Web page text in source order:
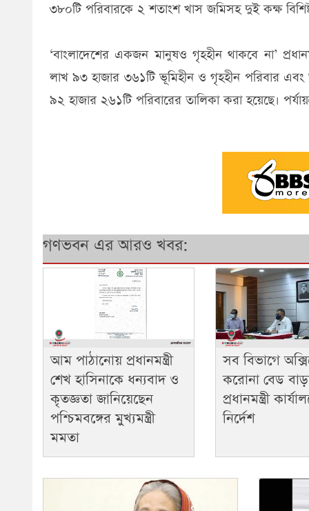
৩৮০টি পরিবারকে ২ শতাংশ খাস জমিসহ দুই কক্ষ
‘বাংলাদেশের একজন মানুষও গৃহহীন থাকবে না’
লাখ ৯৩ হাজার ৩৬১টি ভূমিহীন ও গৃহহীন পরিবার
৯২ হাজার ২৬১টি পরিবারের তালিকা করা হয়েছে।
গণভবন এর আরও খবর:
আম পাঠানোয় প্রধানমন্ত্রী
শেখ হাসিনাকে ধন্যবাদ ও
কৃতজ্ঞতা জানিয়েছেন
পশ্চিমবঙ্গের মুখ্যমন্ত্রী
মমতা
সব বিভাগে
করোনা বেড
প্রধানমন্ত্রী
নির্দেশ